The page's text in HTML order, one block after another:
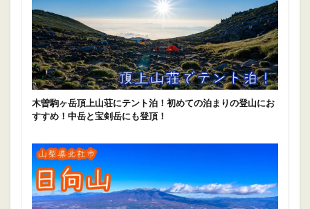
木曽駒ヶ岳頂上山荘にテント泊！初めての泊まりの登山にお
すすめ！中岳と宝剣岳にも登頂！